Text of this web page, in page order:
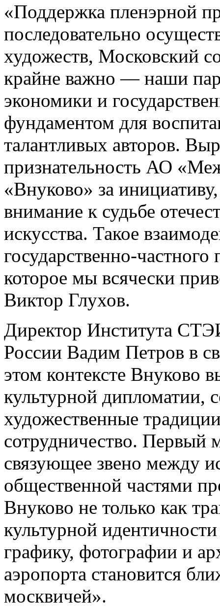
«Поддержка пленэрной
последовательно
художеств, Московский
крайне важно — наши
экономики и
фундаментом для
талантливых авторов.
признательность АО
«Внуково» за
внимание к судьбе
искусства. Такое
государственно-
которое мы всячески
Виктор Глухов.
Директор Института
России Вадим Петров в
этом контексте Внуково
культурной дипломатии,
художественные
сотрудничество. Первый
связующее звено между
общественной частями
Внуково не только как
культурной
графику, фотографии и
аэропорта становится
москвичей».